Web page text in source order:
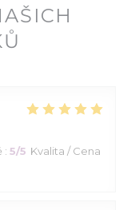
: 5/5 Kvalita / Cena